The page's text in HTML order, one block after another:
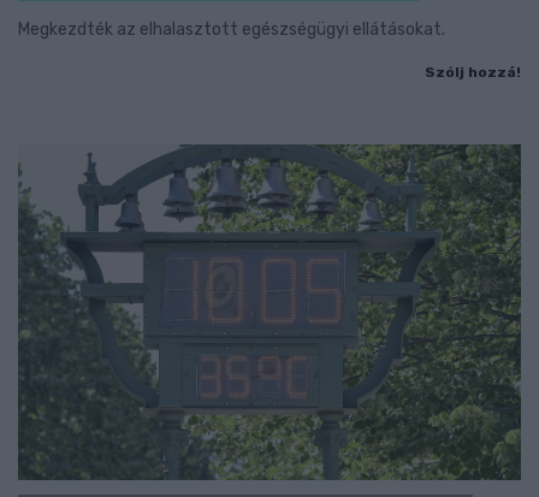
Megkezdték az elhalasztott egészségügyi ellátásokat.
Szólj hozzá!